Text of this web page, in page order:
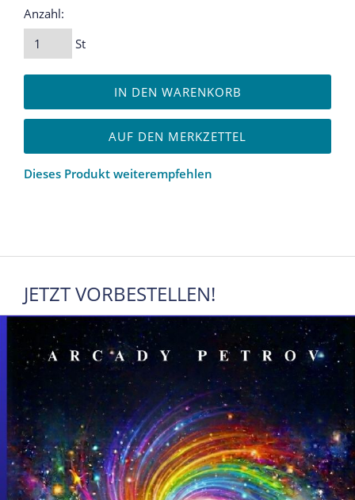
Anzahl:
St
IN DEN WARENKORB
AUF DEN MERKZETTEL
Dieses Produkt weiterempfehlen
JETZT VORBESTELLEN!